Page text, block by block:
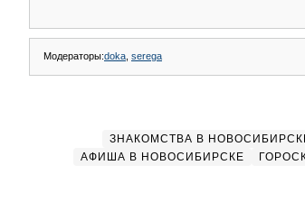
Модераторы:doka serega
ЗНАКОМСТВА В
АФИША В НОВОСИБИРСКЕ